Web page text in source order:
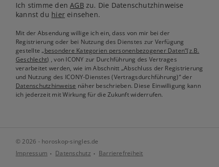
Ich stimme denAGB zu. Die Datenschutzhinweise
kannst du hiereinsehen.
Mit der Absendung willige ich ein, dass von mir bei der
Registrierung oder bei Nutzung des Dienstes zur Verfügung
gestellte„besondere Kategorien personenbezogener Daten“(z.B.
Geschlecht) , von ICONY zur Durchführung des Vertrages
verarbeitet werden, wie im Abschnitt „Abschluss der Registrierung
und Nutzung des ICONY-Dienstes (Vertragsdurchführung)“ der
Datenschutzhinweise näher beschrieben. Diese Einwilligung kann
ich jederzeit mit Wirkung für die Zukunft widerrufen.
© 2026 - horoskop-singles.de
Impressum
Datenschutz Barrierefreiheit